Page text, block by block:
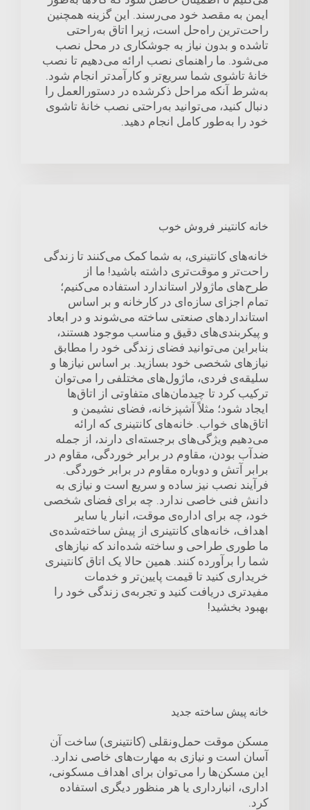
ایمن به مقصد خود می‌رسند. این گزینه همچنین
راحت‌ترین راه‌حل است، زیرا اتاق به‌راحتی
تاشده و بدون نیاز به جوشکاری در محل نصب
می‌شود. ما راهنمای نصب ارائه می‌دهیم تا نصب
خانهٔ تاشوی شما سریع‌تر و کارآمدتر انجام شود.
به‌شرط آنکه مراحل ذکرشده در دستورالعمل را
دنبال کنید، می‌توانید به‌راحتی نصب خانهٔ تاشوی
خود را به‌طور کامل انجام دهید.
خانه کانتینر فروش خوب
خانه‌های کانتینری، به شما کمک می‌کنند تا زندگی
راحت‌تر و موقت‌تری داشته باشید! ما از
طرح‌های ماژولار استاندارد استفاده می‌کنیم؛
تمام اجزای سازه‌ای در کارخانه و بر اساس
استانداردهای صنعتی ساخته می‌شوند و در ابعاد
و پیکربندی‌های دقیق و مناسب موجود هستند،
بنابراین می‌توانید فضای زندگی خود را مطابق
نیازهای شخصی خود بسازید. بر اساس نیازها و
سلیقه‌ی فردی، ماژول‌های مختلفی را می‌توان
ترکیب کرد تا چیدمان‌های متفاوتی از اتاق‌ها
ایجاد شود؛ مثلاً آشپزخانه، فضای نشیمن و
اتاق‌های خواب. خانه‌های کانتینری که ارائه
می‌دهیم ویژگی‌های برجسته‌ای دارند، از جمله
ضدآب بودن، مقاوم در برابر خوردگی، مقاوم در
برابر آتش و دوباره مقاوم در برابر خوردگی.
فرآیند نصب نیز ساده و سریع است و نیازی به
دانش فنی خاصی ندارد. چه برای فضای شخصی
خود، چه برای اداره‌ی موقت، انبار یا سایر
اهداف، خانه‌های کانتینری از پیش ساخته‌شده‌ی
ما طوری طراحی و ساخته شده‌اند که نیازهای
شما را برآورده کنند. همین حالا یک اتاق کانتینری
خریداری کنید تا قیمت پایین‌تر و خدمات
مفیدتری دریافت کنید و تجربه‌ی زندگی خود را
بهبود بخشید!
خانه پیش ساخته جدید
مسکن موقت حمل‌ونقلی (کانتینری) ساخت آن
آسان است و نیازی به مهارت‌های خاصی ندارد.
این مسکن‌ها را می‌توان برای اهداف مسکونی،
اداری، انبارداری یا هر منظور دیگری استفاده
کرد.